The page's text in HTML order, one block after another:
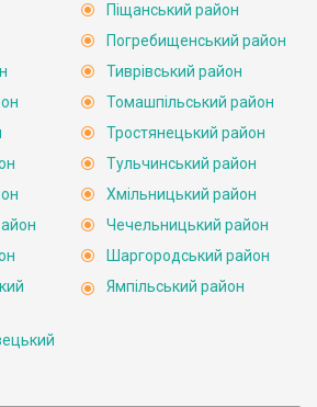
Піщанський район
Погребищенський район
Тиврівський район
Томашпільський район
Тростянецький район
Тульчинський район
Хмільницький район
Чечельницький район
Шаргородський район
Ямпільський район